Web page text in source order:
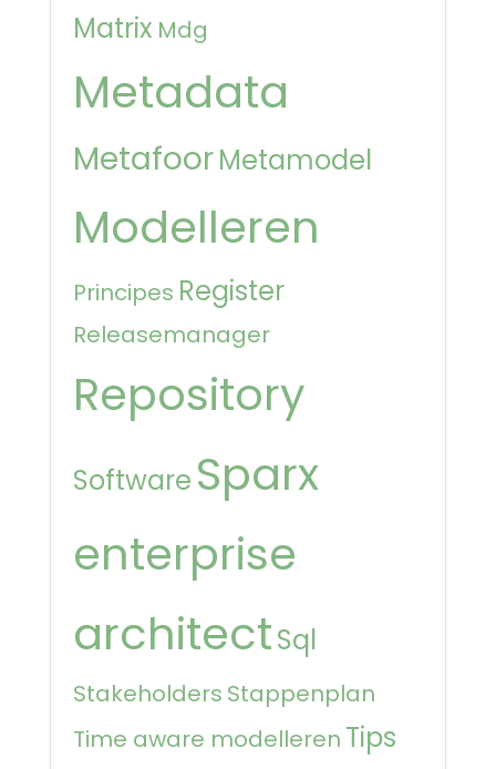
Matrix Mdg
Metadata
MetafoorMetamodel
Modelleren
Principes Register
Releasemanager
Repository
Software Sparx
enterprise
architectSql
Stakeholders Stappenplan
Time aware modelleren Tips